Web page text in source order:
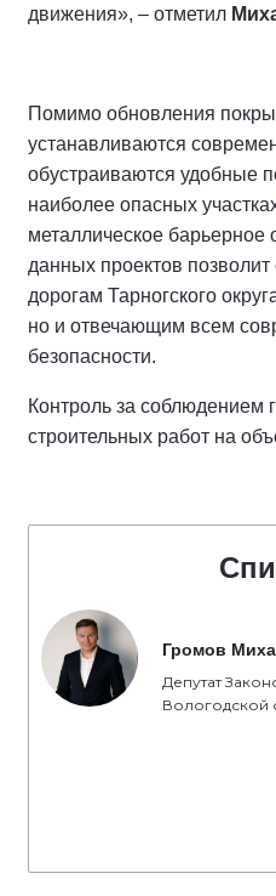
движения», – отметил
Помимо обновления
устанавливаются
обустраиваются удобные
наиболее опасных
металлическое барьерное
данных проектов
дорогам Тарногского
но и отвечающим всем
безопасности.
Контроль за соблюдением
строительных работ на
Громов
Депутат
Вологодской